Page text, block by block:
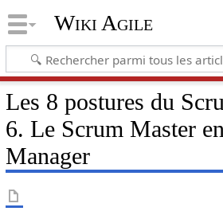
Wiki Agile
Les 8 postures du
6. Le Scrum Master
Manager